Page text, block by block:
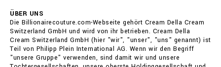
ÜBER UNS
Die Billionairecouture.com-Webseite gehört Cream Della Cream
Switzerland GmbH und wird von ihr betrieben. Cream Della
Cream Switzerland GmbH (hier "wir", "unser", "uns" genannt) ist
Teil von Philipp Plein International AG. Wenn wir den Begriff
"unsere Gruppe" verwenden, sind damit wir und unsere